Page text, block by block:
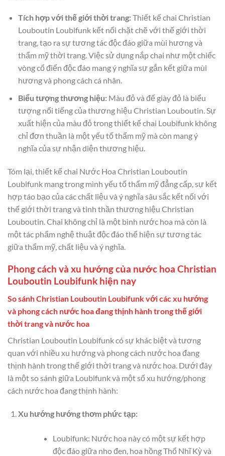
Tích hợp với thế giới thời trang:Thiết kế chai Christian
Louboutin Loubifunk kết nối chặt chẽ với thế giới thời
trang, tạo ra sự tương tác độc đáo giữa mùi hương và
thẩm mỹ thời trang. Việc sử dụng nắp chai như một chiếc
vòng cổ điển độc đáo mang ý nghĩa sự gắn kết giữa mùi
hương và phong cách cá nhân.
Biểu tượng thương hiệu:Màu đỏ và đế giày đỏ là biểu
tượng nổi tiếng của thương hiệu Christian Louboutin. Sự
xuất hiện của màu đỏ trong thiết kế chai Loubifunk không
chỉ đơn thuần là một yếu tố thẩm mỹ mà còn mang ý
nghĩa của sự nhận diện thương hiệu.
Tóm lại, thiết kế chai Nước Hoa Christian Louboutin
Loubifunk mang trong mình yếu tố thẩm mỹ đẳng cấp, sự kết
hợp táo bạo của các chất liệu và ý nghĩa sâu sắc kết nối với
thế giới thời trang và tinh thần thương hiệu Christian
Louboutin. Chai không chỉ là một bình nước hoa mà còn là
một tác phẩm nghệ thuật độc đáo thể hiện sự tương tác
giữa thẩm mỹ, chất liệu và ý nghĩa.
Phong cách và xu hướng của nước hoa Christian
Louboutin Loubifunk hiện nay
So sánh Christian Louboutin Loubifunk với các xu hướng
và phong cách nước hoa đang thịnh hành trong thế giới
thời trang và nước hoa
Christian Louboutin Loubifunk có sự khác biệt và tương
quan với nhiều xu hướng và phong cách nước hoa đang
thịnh hành trong thế giới thời trang và nước hoa. Dưới đây
là một so sánh giữa Loubifunk và một số xu hướng/phong
cách nước hoa đang thịnh hành:
Xu hướng hướng thơm phức tạp:
Loubifunk: Nước hoa này có một sự kết hợp
độc đáo giữa nho đen, hoa hồng Thổ Nhĩ Kỳ và